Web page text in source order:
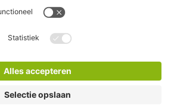
Copyright
Privacy statement
Disclaimer